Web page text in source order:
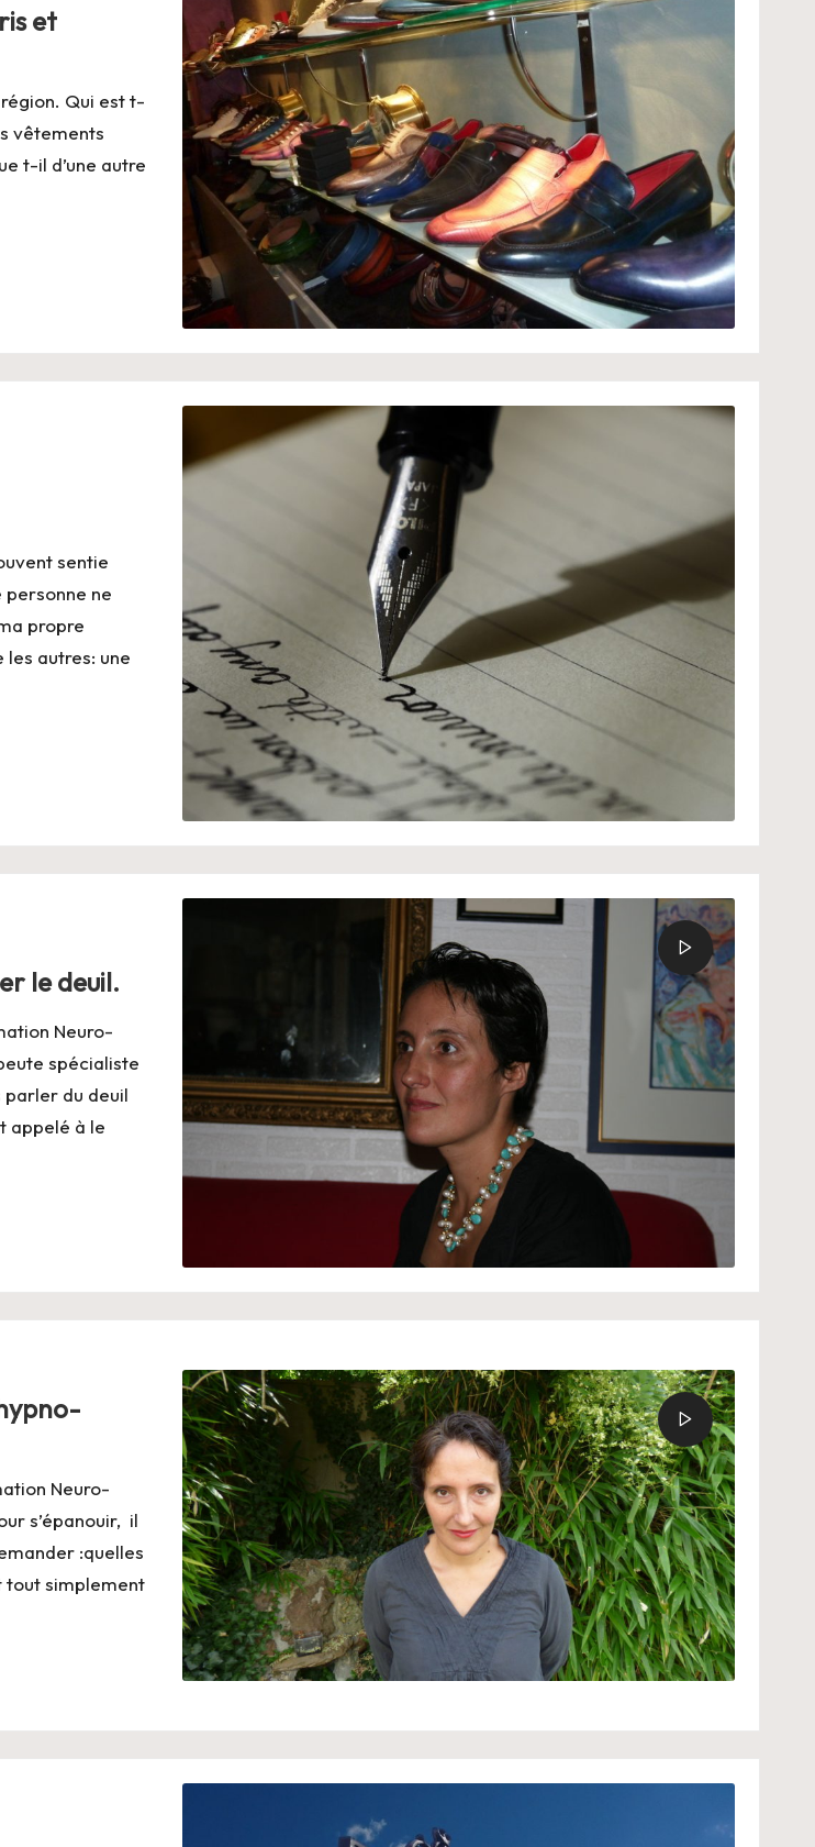
et
Qui est t-
vêtements
t-il d’une autre
sentie
ne
propre
autres: une
le deuil.
Neuro-
spécialiste
parler du deuil
appelé à le
Neuro-
s’épanouir, il
:quelles
tout simplement